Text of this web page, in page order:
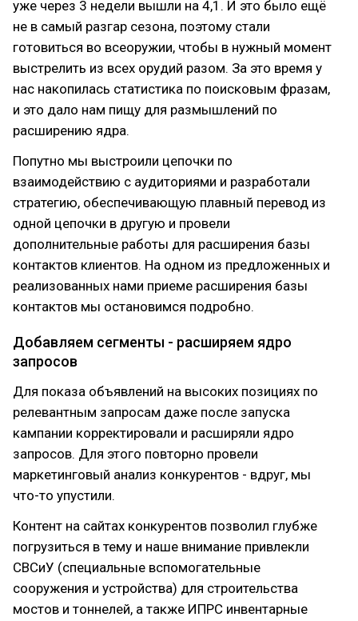
уже через 3 недели вышли на 4,1. И это было ещё
не в самый разгар сезона, поэтому стали
готовиться во всеоружии, чтобы в нужный момент
выстрелить из всех орудий разом. За это время у
нас накопилась статистика по поисковым фразам,
и это дало нам пищу для размышлений по
расширению ядра.
Попутно мы выстроили цепочки по
взаимодействию с аудиториями и разработали
стратегию, обеспечивающую плавный перевод из
одной цепочки в другую и провели
дополнительные работы для расширения базы
контактов клиентов. На одном из предложенных и
реализованных нами приеме расширения базы
контактов мы остановимся подробно.
Добавляем сегменты - расширяем ядро
запросов
Для показа объявлений на высоких позициях по
релевантным запросам даже после запуска
кампании корректировали и расширяли ядро
запросов. Для этого повторно провели
маркетинговый анализ конкурентов - вдруг, мы
что-то упустили.
Контент на сайтах конкурентов позволил глубже
погрузиться в тему и наше внимание привлекли
СВСиУ (специальные вспомогательные
сооружения и устройства) для строительства
мостов и тоннелей, а также ИПРС инвентарные